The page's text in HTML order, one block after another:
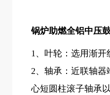
锅炉助燃全铝中压
1、叶轮：选用渐
2、轴承：近联轴器
心短圆柱滚子轴承